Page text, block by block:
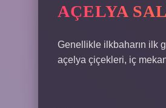
AÇELYA
Genellikle ilkbaharın ilk
açelya çiçekleri, iç